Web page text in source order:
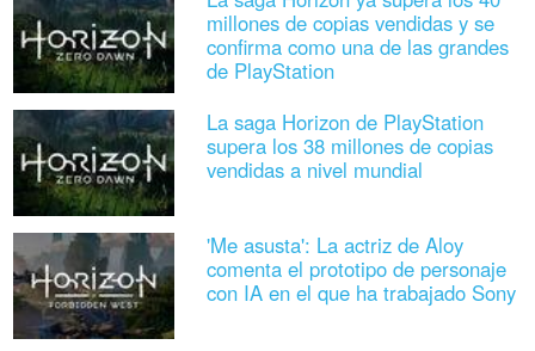
millones de copias vendidas y se
confirma como una de las grandes
de PlayStation
La saga Horizon de PlayStation
supera los 38 millones de copias
vendidas a nivel mundial
'Me asusta': La actriz de Aloy
comenta el prototipo de personaje
con IA en el que ha trabajado Sony